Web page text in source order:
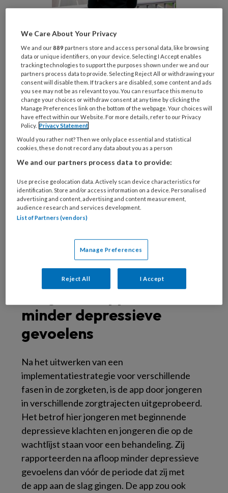
Doorontwikkeling
BoostMe
Voor volwassenen met depressieve klachten
bestond al deapp BoostMe, wat het
vertrekpunt is geweest voor de ontwikkeling
van deBoost My Mood app
4 thema’s waarmee jongeren zelf aan de slag
kunnen. De thema’s komen overeen met de
jongeren ervaren, namelijk stemming, slaap,
piekeren en stress. Per thema bevat
deapptips, zelftesten, oefeningen en
afgeleid van effectieve werkvormen uit
andere interventies of therapieën voor
slaapproblemen.
minder depressieve
gevoelens
Na het uitwerken van een
implementatiestrategie voor verschillende
fasen in de zorgketen, is de app door jongeren
in verschillende zorgtrajecten uitgeprobeerd.
Het betrof hier jongeren met beginnende
depressieve klachten en jongeren die op de
wachtlijst staan voor een behandeling. Zij
rapporteerden na afloop minder depressieve
gevoelens dan vóór de periode dat zij met
de app aan de slag gingen. De app zou ook
We Care About Your Privacy
We and our889 partners store and access personal data, like browsing
data or unique identifiers, on your device. Selecting I Accept enables
tracking technologies to support the purposes shown under we and our
partners process data to provide. Selecting Reject All or withdrawing your
consent will disable them. If trackers are disabled, some content and ads
you see may not be as relevant to you. You can resurface this menu to
change your choices or withdraw consent at any time by clicking the
Manage Preferences link on the bottom of the webpage. Your choices will
have effect within our Website. For more details, refer to our Privacy
Policy. Privacy Statement
Would you rather not? Then we only place essential and statistical
cookies, these do not record any data about you as a person
We and our partners process data to provide:
Use precise geolocation data. Actively scan device characteristics for
identification. Store and/or access information on a device. Personalised
advertising and content, advertising and content measurement,
audience research and services development.
List of Partners (vendors)
Manage Preferences
Reject All I Accept